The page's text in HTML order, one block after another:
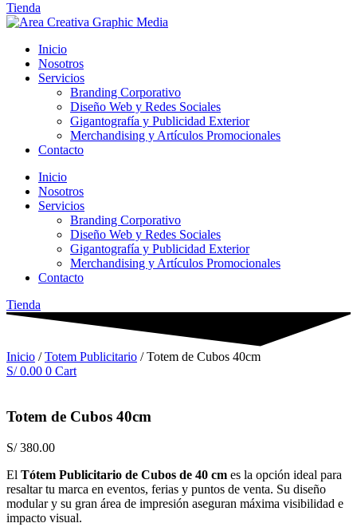
Tienda
Inicio
Nosotros
Servicios
Branding Corporativo
Diseño Web y Redes Sociales
Gigantografía y Publicidad Exterior
Merchandising y Artículos Promocionales
Contacto
Inicio
Nosotros
Servicios
Branding Corporativo
Diseño Web y Redes Sociales
Gigantografía y Publicidad Exterior
Merchandising y Artículos Promocionales
Contacto
Tienda
Inicio /Totem Publicitario / Totem de Cubos 40cm
S/0.00 0 Cart
Totem de Cubos 40cm
S/380.00
El Tótem Publicitario de Cubos de 40 cm es la opción ideal para
resaltar tu marca en eventos, ferias y puntos de venta. Su diseño
modular y su gran área de impresión aseguran máxima visibilidad e
impacto visual.